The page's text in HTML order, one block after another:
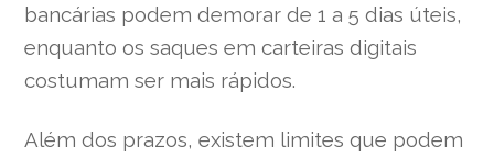
bancárias podem demorar de 1 a 5 dias úteis,
enquanto os saques em carteiras digitais
costumam ser mais rápidos.
Além dos prazos, existem limites que podem